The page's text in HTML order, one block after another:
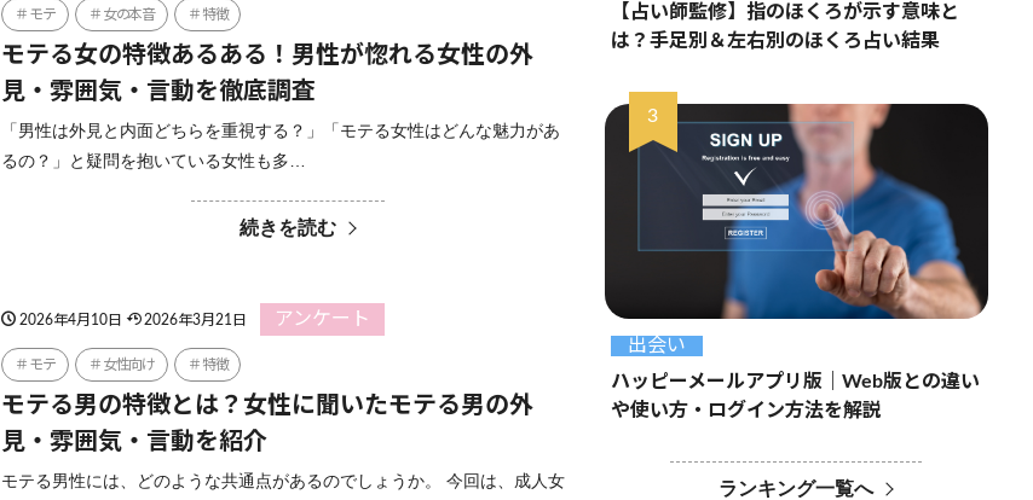
モテ 女の本音 特徴
モテる女の特徴あるある！男性が惚れる女性の外
見・雰囲気・言動を徹底調査
「男性は外見と内面どちらを重視する？」「モテる女性はどんな魅力があ
るの？」と疑問を抱いている女性も多…
続きを読む
2026年4月10日 2026年3月21日 アンケート
モテ 女性向け 特徴
モテる男の特徴とは？女性に聞いたモテる男の外
見・雰囲気・言動を紹介
モテる男性には、どのような共通点があるのでしょうか。 今回は、成人女
【占い師監修】指のほくろが示す意味と
は？手足別＆左右別のほくろ占い結果
出会い
ハッピーメールアプリ版｜Web版との違い
や使い方・ログイン方法を解説
ランキング一覧へ